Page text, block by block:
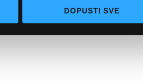
DOPUSTI SVE